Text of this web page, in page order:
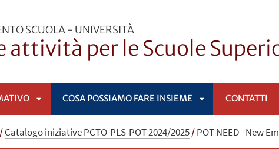
SCUOLA - UNIVERSITÀ
attività per le Scuole
APRI
COSA POSSIAMO FARE INSIEME
APRI
CONTATTI
/Catalogo iniziative PCTO-PLS-POT 2024/2025/POT NEED - New